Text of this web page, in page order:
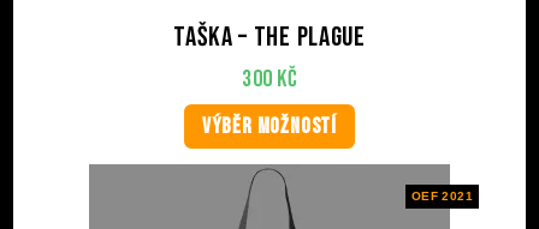
Taška – The Plague
300 Kč
VÝBĚR MOŽNOSTÍ
OEF 2021